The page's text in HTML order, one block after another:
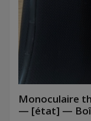
Monoculaire
— [état] —